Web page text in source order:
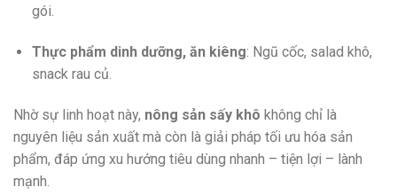
gói.
Thực phẩm dinh dưỡng, ăn kiêng: Ngũ cốc, salad khô,
snack rau củ.
Nhờ sự linh hoạt này, nông sản sấy khô không chỉ là
nguyên liệu sản xuất mà còn là giải pháp tối ưu hóa sản
phẩm, đáp ứng xu hướng tiêu dùng nhanh – tiện lợi – lành
mạnh.